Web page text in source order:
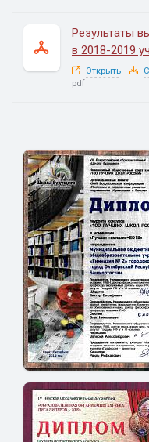
Результаты
в 2018-2019
Открыть
pdf